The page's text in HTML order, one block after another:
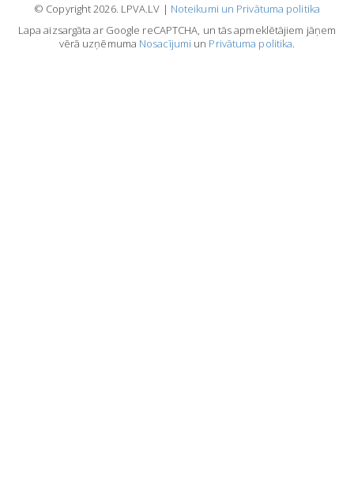
© Copyright 2026. LPVA.LV | Noteikumi un Privātuma politika
Lapa aizsargāta ar Google reCAPTCHA, un tās apmeklētājiem jāņem
vērā uzņēmuma Nosacījumi un Privātuma politika